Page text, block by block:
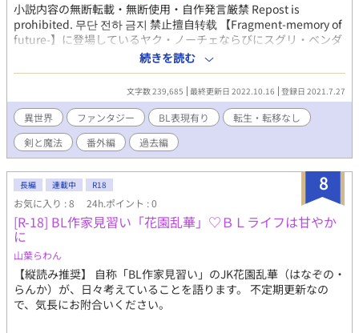
小説内容の無断転載・無断使用・自作発言厳禁 Repost is
prohibited. 무단 전하 금지 禁止擅自转载 【Fragment-memory of
future-】に登場しているヤク・ノーチェならびにスグリ・ベンダ
バルの過去編。こちらは番外編となっております。 二人の出会い
から本編一部作目までの物語です。 カクヨムでは先行して連載中
です。 ── それは小さな奇跡の物語 ※本作は「Fragment-
memory of future-」ならびに「Fragment-memory of
futureⅡ-」未読の場合はネタバレ要素も含まれるので、ご注意く
ださい。 Copyright 2020 黒乃
続きを読む
文字数 239,685 最終更新日 2022.10.16 登録日 2021.7.27
異世界 ファンタジー BL表現有り
転生・転移なし
剣と魔法
番外編 過去編
8
長編 連載中 R18
お気に入り : 8 24h.ポイント : 0
[R-18] BL作家見習い「花園乱華」♡ＢＬライフは甘やか
に
山葉らわん
【縦読み推奨】 自称「BL作家見習い」のJK花園乱華（はなぞの・
らんか）が、日々考えていることを語ります。 不定期更新なの
で、気長にお附合いください。